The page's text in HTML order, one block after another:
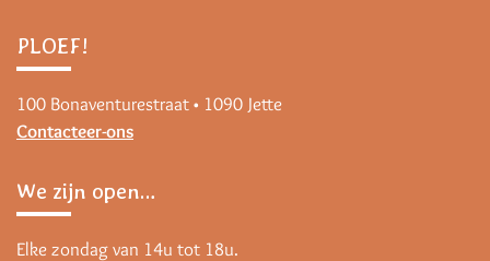
PLOEF!
100 Bonaventurestraat • 1090 Jette
Contacteer-ons
We zijn open…
Elke zondag van 14u tot 18u.